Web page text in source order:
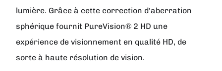
lumière. Grâce à cette correction d'aberration
sphérique fournit PureVision® 2 HD une
expérience de visionnement en qualité HD, de
sorte à haute résolution de vision.